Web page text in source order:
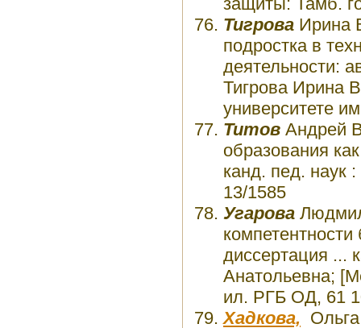
Тигрова Ирина
подростка в
деятельности:
Тигрова Ирина
университете
Титов Андрей
образования
канд. пед. наук
13/1585
Угарова
диссертация ...
Анатольевна;
ил. РГБ ОД, 61
Хадкова,